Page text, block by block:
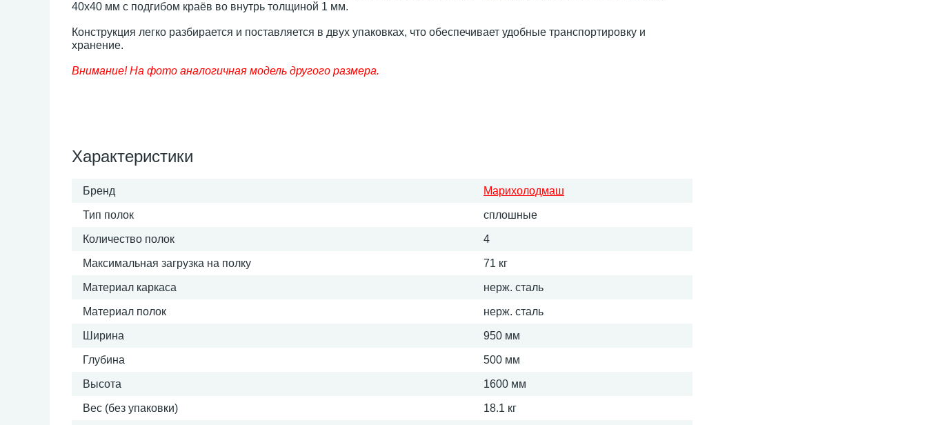
40х40 мм с подгибом краёв во внутрь толщиной 1 мм.
Конструкция легко разбирается и поставляется в двух упаковках, что обеспечивает удобные транспортировку и
хранение.
Внимание! На фото аналогичная модель другого размера.
Характеристики
Бренд Марихолодмаш
Тип полок сплошные
Количество полок 4
Максимальная загрузка на полку 71 кг
Материал каркаса нерж. сталь
Материал полок нерж. сталь
Ширина 950 мм
Глубина 500 мм
Высота 1600 мм
Вес (без упаковки) 18.1 кг